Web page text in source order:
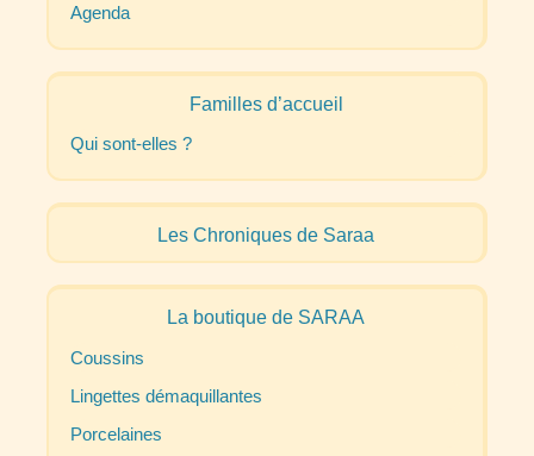
Agenda
Familles d’accueil
Qui sont-elles ?
Les Chroniques de Saraa
La boutique de SARAA
Coussins
Lingettes démaquillantes
Porcelaines